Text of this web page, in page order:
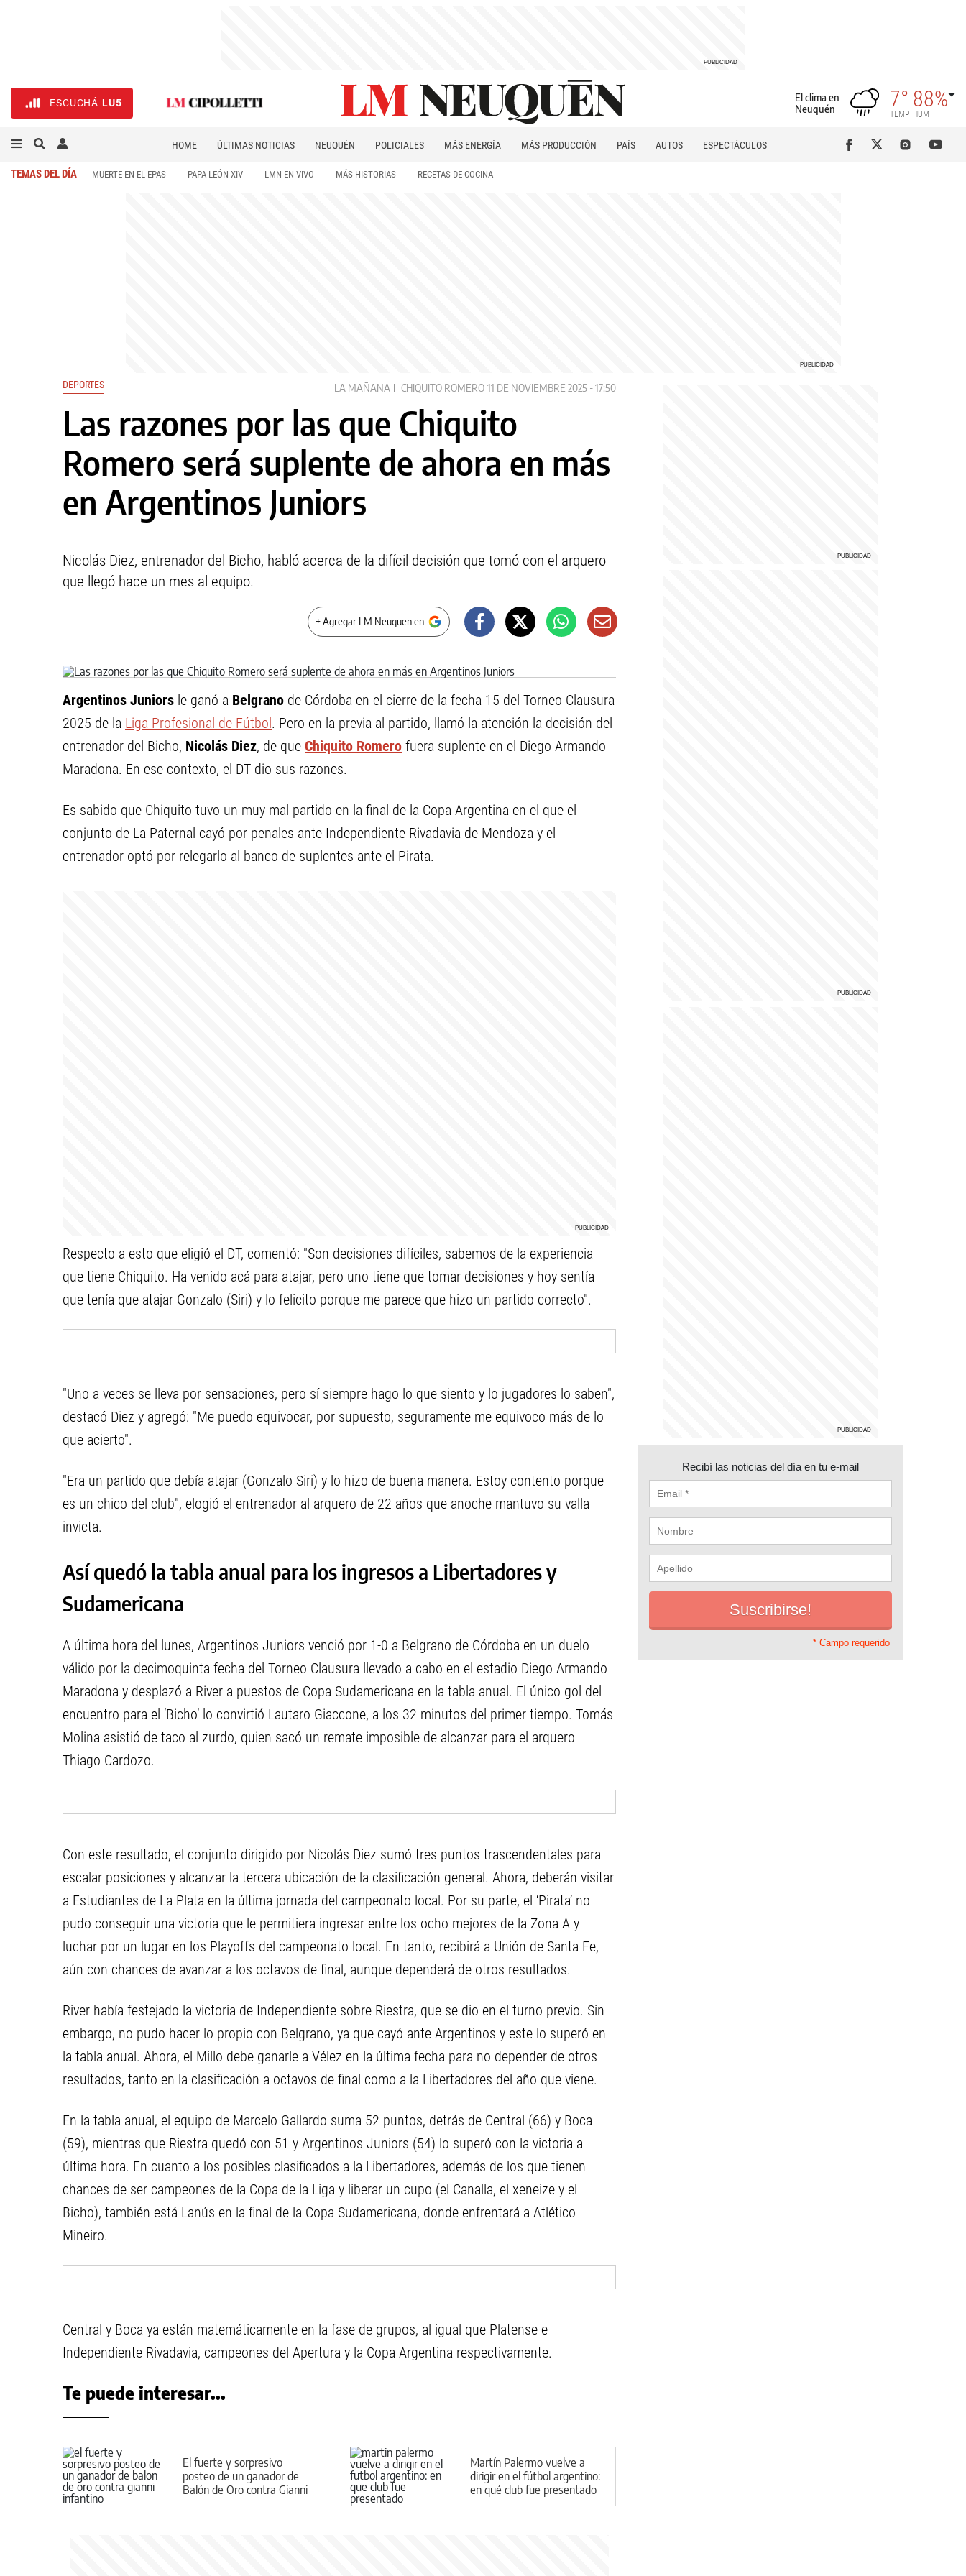
ESCUCHÁ LU5
El clima en
Neuquén
7°
TEMP
88%
HUM
HOME ÚLTIMAS NOTICIAS NEUQUÉN POLICIALES MÁS ENERGÍA MÁS PRODUCCIÓN PAÍS AUTOS
ESPECTÁCULOS
TEMAS DEL DÍA MUERTE EN EL EPAS PAPA LEÓN XIV LMN EN VIVO MÁS HISTORIAS RECETAS DE COCINA
DEPORTES LA MAÑANA CHIQUITO ROMERO 11 DE NOVIEMBRE 2025 - 17:50
Las razones por las que Chiquito
Romero será suplente de ahora en más
en Argentinos Juniors
Nicolás Diez, entrenador del Bicho, habló acerca de la difícil decisión que tomó con el arquero
que llegó hace un mes al equipo.
+ Agregar LM Neuquen en
Argentinos Juniors le ganó a Belgrano de Córdoba en el cierre de la fecha 15 del Torneo Clausura
2025 de la Liga Profesional de Fútbol. Pero en la previa al partido, llamó la atención la decisión del
entrenador del Bicho, Nicolás Diez, de que Chiquito Romero fuera suplente en el Diego Armando
Maradona. En ese contexto, el DT dio sus razones.
Es sabido que Chiquito tuvo un muy mal partido en la final de la Copa Argentina en el que el
conjunto de La Paternal cayó por penales ante Independiente Rivadavia de Mendoza y el
entrenador optó por relegarlo al banco de suplentes ante el Pirata.
Respecto a esto que eligió el DT, comentó: "Son decisiones difíciles, sabemos de la experiencia
que tiene Chiquito. Ha venido acá para atajar, pero uno tiene que tomar decisiones y hoy sentía
que tenía que atajar Gonzalo (Siri) y lo felicito porque me parece que hizo un partido correcto".
"Uno a veces se lleva por sensaciones, pero sí siempre hago lo que siento y lo jugadores lo saben",
destacó Diez y agregó: "Me puedo equivocar, por supuesto, seguramente me equivoco más de lo
que acierto".
"Era un partido que debía atajar (Gonzalo Siri) y lo hizo de buena manera. Estoy contento porque
es un chico del club", elogió el entrenador al arquero de 22 años que anoche mantuvo su valla
invicta.
Así quedó la tabla anual para los ingresos a Libertadores y
Sudamericana
A última hora del lunes, Argentinos Juniors venció por 1-0 a Belgrano de Córdoba en un duelo
válido por la decimoquinta fecha del Torneo Clausura llevado a cabo en el estadio Diego Armando
Maradona y desplazó a River a puestos de Copa Sudamericana en la tabla anual. El único gol del
encuentro para el ‘Bicho’ lo convirtió Lautaro Giaccone, a los 32 minutos del primer tiempo. Tomás
Molina asistió de taco al zurdo, quien sacó un remate imposible de alcanzar para el arquero
Thiago Cardozo.
Con este resultado, el conjunto dirigido por Nicolás Diez sumó tres puntos trascendentales para
escalar posiciones y alcanzar la tercera ubicación de la clasificación general. Ahora, deberán visitar
a Estudiantes de La Plata en la última jornada del campeonato local. Por su parte, el ‘Pirata’ no
pudo conseguir una victoria que le permitiera ingresar entre los ocho mejores de la Zona A y
luchar por un lugar en los Playoffs del campeonato local. En tanto, recibirá a Unión de Santa Fe,
aún con chances de avanzar a los octavos de final, aunque dependerá de otros resultados.
River había festejado la victoria de Independiente sobre Riestra, que se dio en el turno previo. Sin
embargo, no pudo hacer lo propio con Belgrano, ya que cayó ante Argentinos y este lo superó en
la tabla anual. Ahora, el Millo debe ganarle a Vélez en la última fecha para no depender de otros
resultados, tanto en la clasificación a octavos de final como a la Libertadores del año que viene.
En la tabla anual, el equipo de Marcelo Gallardo suma 52 puntos, detrás de Central (66) y Boca
(59), mientras que Riestra quedó con 51 y Argentinos Juniors (54) lo superó con la victoria a
última hora. En cuanto a los posibles clasificados a la Libertadores, además de los que tienen
chances de ser campeones de la Copa de la Liga y liberar un cupo (el Canalla, el xeneize y el
Bicho), también está Lanús en la final de la Copa Sudamericana, donde enfrentará a Atlético
Mineiro.
Central y Boca ya están matemáticamente en la fase de grupos, al igual que Platense e
Independiente Rivadavia, campeones del Apertura y la Copa Argentina respectivamente.
Te puede interesar...
El fuerte y sorpresivo
posteo de un ganador de
Balón de Oro contra Gianni
Infantino
Martín Palermo vuelve a
dirigir en el fútbol argentino:
en qué club fue presentado
Recibí las noticias del día en tu e-mail
* Campo requerido